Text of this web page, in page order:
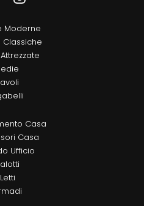
Moderne
Classiche
Casa
Casa
Ufficio
Letti